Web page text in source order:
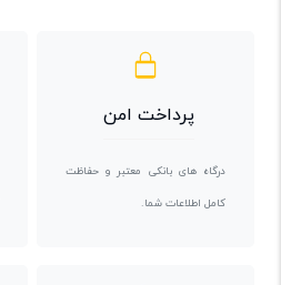
پرداخت امن
درگاه های بانکی معتبر و حفاظت
کامل اطلاعات شما.